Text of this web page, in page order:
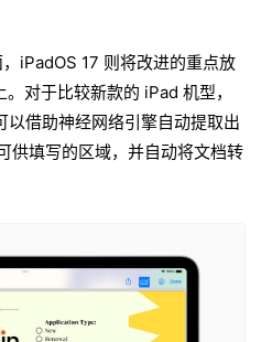
iPadOS 17 则将改进的重点放
对于比较新款的 iPad 机型，
以借助神经网络引擎自动提取出
供填写的区域，并自动将文档转